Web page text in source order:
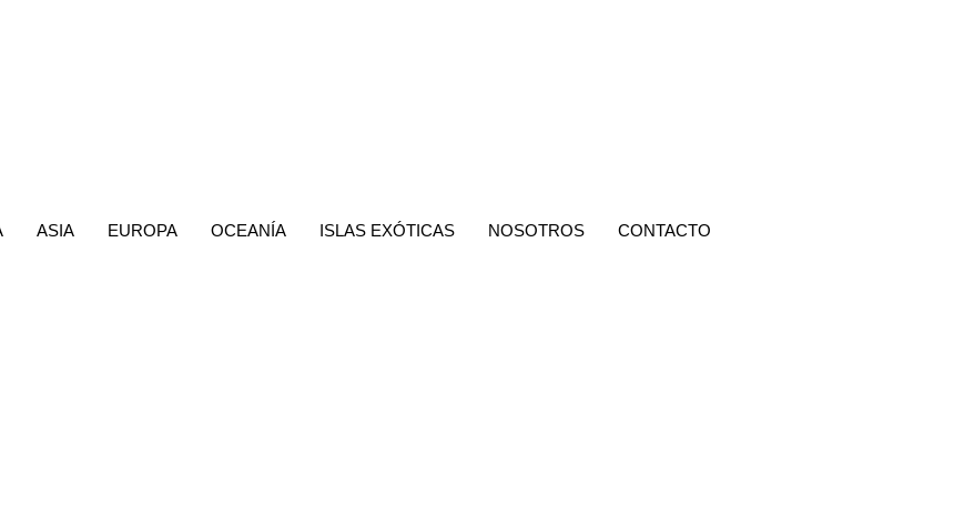
ASIA EUROPA OCEANÍA ISLAS EXÓTICAS NOSOTROS CONTACTO